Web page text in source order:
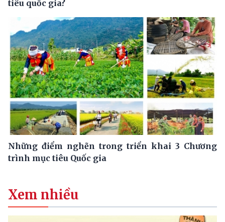
tiêu quốc gia?
Những điểm nghẽn trong triển khai 3 Chương
trình mục tiêu Quốc gia
Xem nhiều